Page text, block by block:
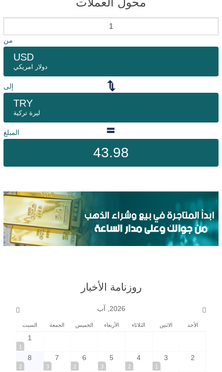
من
USD
دولار امريكي
إلى
TRY
ليرة تركية
المبلغ
43.98
روزنامة الأخبار
2026, آب
الأحد الاثنين الثلاثاء الأربعاء الخميس الجمعة السبت
1
1
2
3
1
4
2
5
3
6
2
7
3
8
2